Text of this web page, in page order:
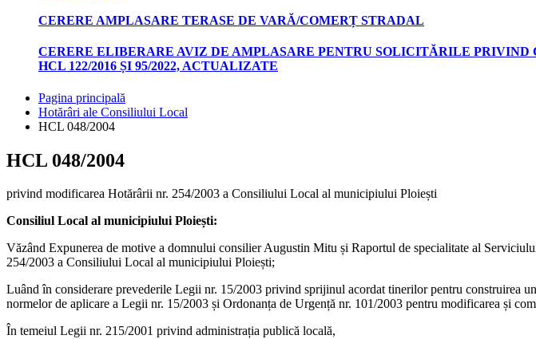
CERERE AMPLASARE TERASE DE VARĂ/COMERȚ STRADAL
CERERE ELIBERARE AVIZ DE AMPLASARE PENTRU SOLICITĂRILE
HCL 122/2016 ȘI 95/2022, ACTUALIZATE
Pagina principală
Hotărâri ale Consiliului Local
HCL 048/2004
HCL 048/2004
privind modificarea Hotărârii nr. 254/2003 a Consiliului Local al municipiului Ploiești
Consiliul Local al municipiului Ploiești:
Văzând Expunerea de motive a domnului consilier Augustin Mitu și Raportul de specialitate al
254/2003 a Consiliului Local al municipiului Ploiești;
Luând în considerare prevederile Legii nr. 15/2003 privind sprijinul acordat tinerilor pentru construirea
normelor de aplicare a Legii nr. 15/2003 și Ordonanța de Urgență nr. 101/2003 pentru modificarea și
În temeiul Legii nr. 215/2001 privind administrația publică locală,